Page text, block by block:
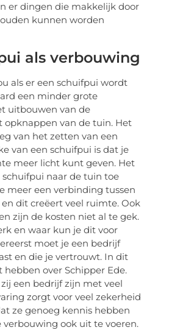
er dingen die makkelijk door
kunnen worden
als verbouwing
als er een schuifpui wordt
een minder grote
uitbouwen van de
opknappen van de tuin. Het
van het zetten van een
van een schuifpui is dat je
meer licht kunt geven. Het
schuifpui naar de tuin toe
meer een verbinding tussen
dit creëert veel ruimte. Ook
zijn de kosten niet al te gek.
en waar kun je dit voor
moet je een bedrijf
en die je vertrouwt. In dit
hebben over Schipper Ede.
een bedrijf zijn met veel
zorgt voor veel zekerheid
ze genoeg kennis hebben
ook uit te voeren.